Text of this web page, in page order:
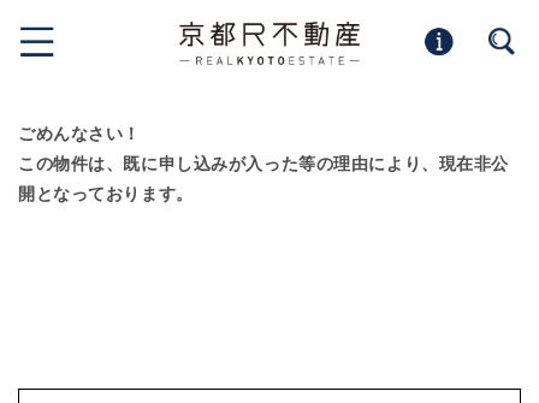
ごめんなさい！
この物件は、既に申し込みが入った等の理由により、現在非公
開となっております。